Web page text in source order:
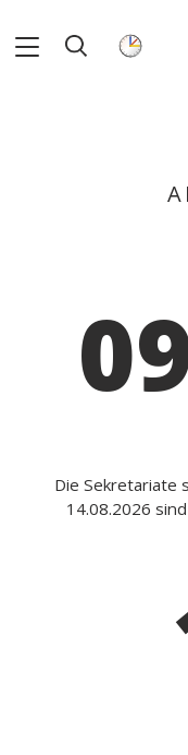
Die Sekretariate
14.08.2026